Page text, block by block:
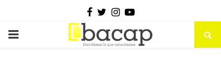
Facebook
Twitter
Instagram
Youtube
PRIMARY